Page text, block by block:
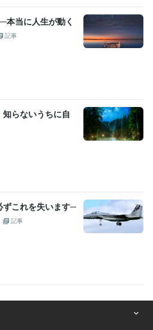
本当に人生が動く
記事
らないうちに自
ずこれを失います─
記事